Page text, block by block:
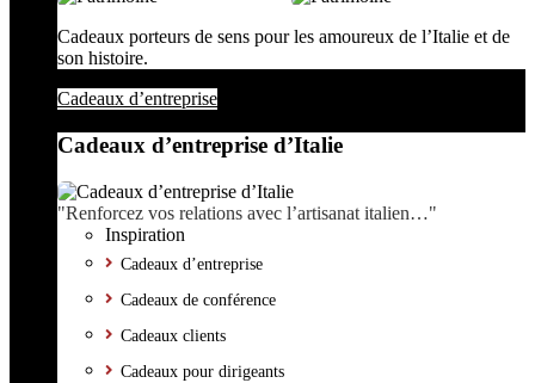
Cadeaux porteurs de sens pour les amoureux de l’Italie et de
son histoire.
Cadeaux d’entreprise
Cadeaux d’entreprise d’Italie
"Renforcez vos relations avec l’artisanat italien…"
Inspiration
Cadeaux d’entreprise
Cadeaux de conférence
Cadeaux clients
Cadeaux pour dirigeants